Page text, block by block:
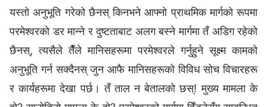
यस्तो अनुभूति गरेको छैनस् किनभने आफ्नो प्राथमिक मार्गको रूपमा
परमेश्‍वरको डर मान्ने र दुष्टताबाट अलग बस्ने मार्गमा तँ अडिग रहेको
छैनस्, त्यसैले तैँले मानिसहरूमा परमेश्‍वरले गर्नुहुने सूक्ष्म कामको
अनुभूति गर्न सक्दैनस् जुन आफै मानिसहरूको विविध सोच विचारहरू
र कार्यहरूमा देखा पर्छ। तँ ताल न बेतालको छस्! मुख्य मामला के